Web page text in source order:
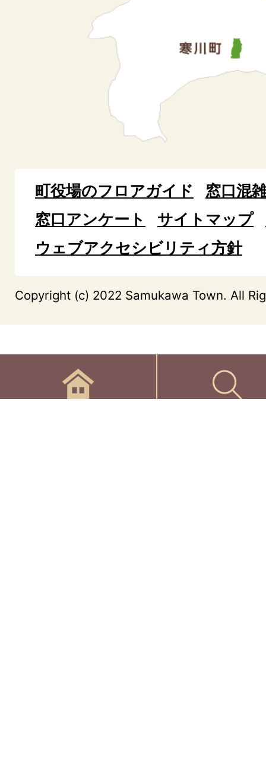
町役場のフロアガイド
窓口混
窓口アンケート
サイトマップ
ウェブアクセシビリティ方針
Copyright (c) 2022 Samukawa Town. All